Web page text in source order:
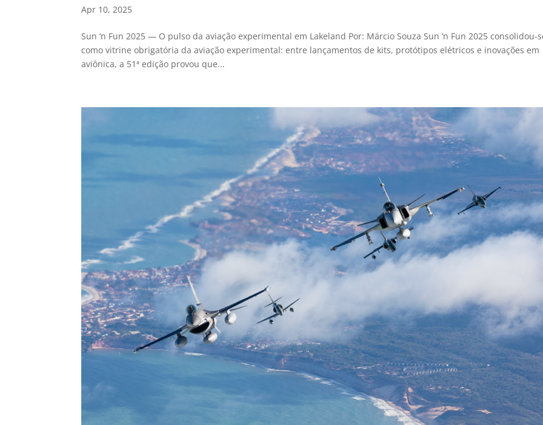
Apr 10, 2025
Sun ‘n Fun 2025 — O pulso da aviação experimental em Lakeland Por: Márcio Souza Sun ‘n Fun 2025 consolidou-
como vitrine obrigatória da aviação experimental: entre lançamentos de kits, protótipos elétricos e inovações em
aviônica, a 51ª edição provou que...